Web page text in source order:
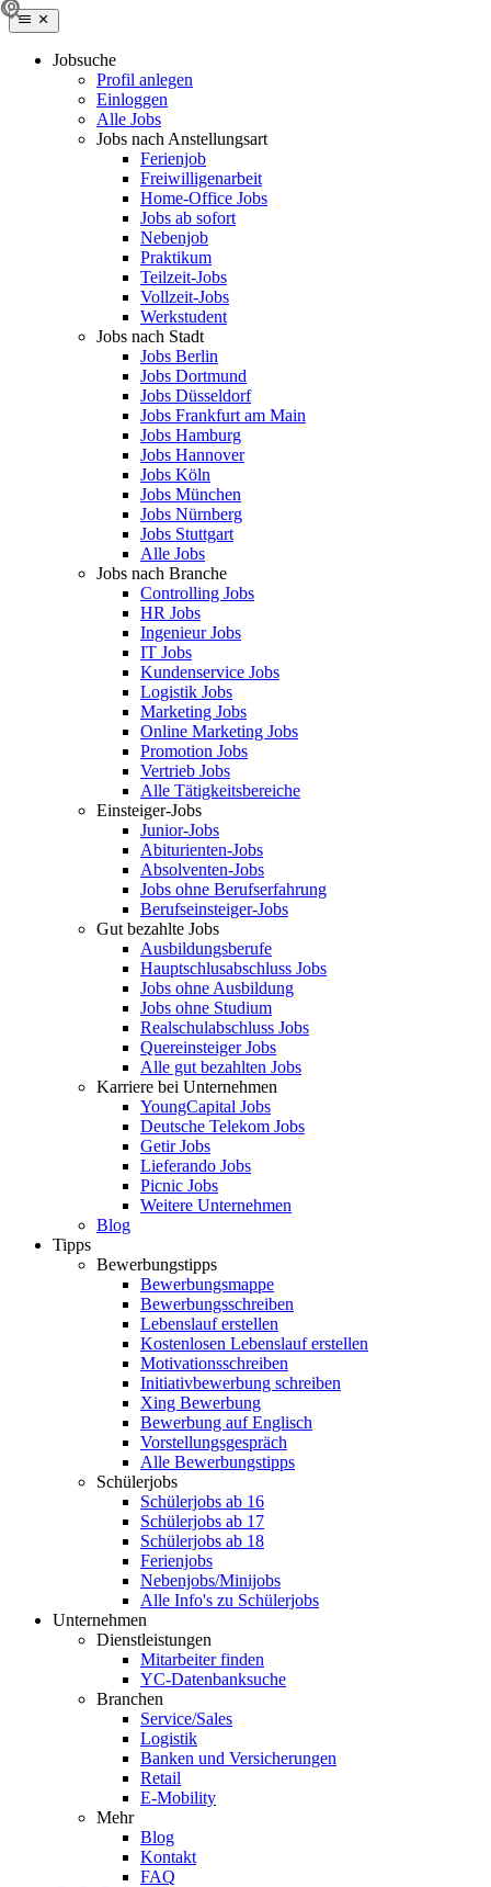
Jobsuche
Profil anlegen
Einloggen
Alle Jobs
Jobs nach Anstellungsart
Ferienjob
Freiwilligenarbeit
Home-Office Jobs
Jobs ab sofort
Nebenjob
Praktikum
Teilzeit-Jobs
Vollzeit-Jobs
Werkstudent
Jobs nach Stadt
Jobs Berlin
Jobs Dortmund
Jobs Düsseldorf
Jobs Frankfurt am Main
Jobs Hamburg
Jobs Hannover
Jobs Köln
Jobs München
Jobs Nürnberg
Jobs Stuttgart
Alle Jobs
Jobs nach Branche
Controlling Jobs
HR Jobs
Ingenieur Jobs
IT Jobs
Kundenservice Jobs
Logistik Jobs
Marketing Jobs
Online Marketing Jobs
Promotion Jobs
Vertrieb Jobs
Alle Tätigkeitsbereiche
Einsteiger-Jobs
Junior-Jobs
Abiturienten-Jobs
Absolventen-Jobs
Jobs ohne Berufserfahrung
Berufseinsteiger-Jobs
Gut bezahlte Jobs
Ausbildungsberufe
Hauptschlusabschluss Jobs
Jobs ohne Ausbildung
Jobs ohne Studium
Realschulabschluss Jobs
Quereinsteiger Jobs
Alle gut bezahlten Jobs
Karriere bei Unternehmen
YoungCapital Jobs
Deutsche Telekom Jobs
Getir Jobs
Lieferando Jobs
Picnic Jobs
Weitere Unternehmen
Blog
Tipps
Bewerbungstipps
Bewerbungsmappe
Bewerbungsschreiben
Lebenslauf erstellen
Kostenlosen Lebenslauf erstellen
Motivationsschreiben
Initiativbewerbung schreiben
Xing Bewerbung
Bewerbung auf Englisch
Vorstellungsgespräch
Alle Bewerbungstipps
Schülerjobs
Schülerjobs ab 16
Schülerjobs ab 17
Schülerjobs ab 18
Ferienjobs
Nebenjobs/Minijobs
Alle Info's zu Schülerjobs
Unternehmen
Dienstleistungen
Mitarbeiter finden
YC-Datenbanksuche
Branchen
Service/Sales
Logistik
Banken und Versicherungen
Retail
E-Mobility
Mehr
Blog
Kontakt
FAQ